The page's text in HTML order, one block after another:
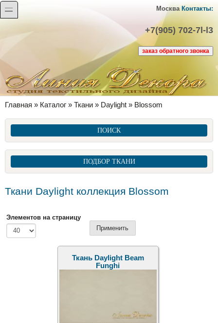
Перейти к основному содержанию
Skip to search
МоскваКонтакты:
+7(905) 702-7l-l3
toggle
Вы здесь
Главная » Каталог » Ткани » Daylight » Blossom
ПОИСК
ПОДБОР ТКАНИ
Ткани Daylight коллекция Blossom
Элементов на страницу
Ткань Daylight Beam
Funghi